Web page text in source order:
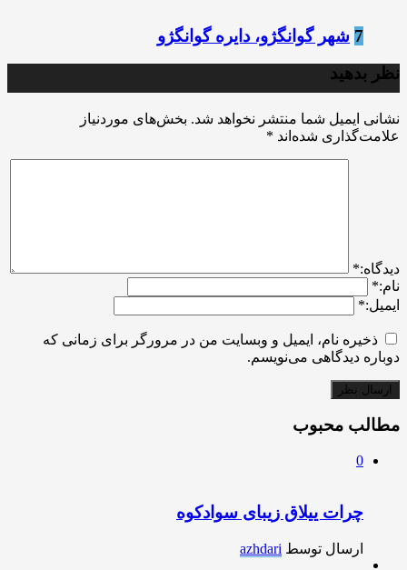
7 شهر گوانگژو، دایره گوانگژو
نظر بدهید
نشانی ایمیل شما منتشر نخواهد شد. بخش‌های موردنیاز
علامت‌گذاری شده‌اند *
ديدگاه:*
نام:*
ایمیل:*
ذخیره نام، ایمیل و وبسایت من در مرورگر برای زمانی که
دوباره دیدگاهی می‌نویسم.
مطالب محبوب
0
چرات ییلاق زیبای سوادکوه
ارسال توسط azhdari